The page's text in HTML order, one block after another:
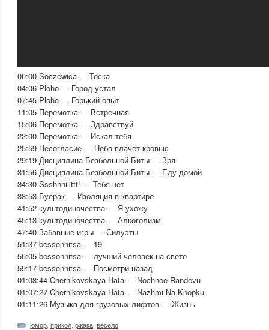
00:00 Soczewica — Тоска
04:06 Ploho — Город устал
07:45 Ploho — Горький опыт
11:05 Перемотка — Встречная
15:06 Перемотка — Здравствуй
22:00 Перемотка — Искал тебя
25:59 Несогласие — Небо плачет кровью
29:19 Дисциплина Безбольной Биты — Зря
31:56 Дисциплина Безбольной Биты — Еду домой
34:30 Ssshhhiiittt! — Тебя нет
38:53 Буерак — Изоляция в квартире
41:52 культодиночества — Я ухожу
45:13 культодиночества — Алкоголизм
47:40 Забавные игры — Силуэты
51:37 bessonnitsa — 19
56:05 bessonnitsa — лучший человек на свете
59:17 bessonnitsa — Посмотри назад
01:03:44 Chernikovskaya Hata — Nochnoe Randevu
01:07:27 Chernikovskaya Hata — Nazhmi Na Knopku
01:11:26 Музыка для грузовых лифтов — Жизнь
юмор прикол ржака весело